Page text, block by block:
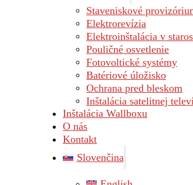
Staveniskové
Elektrorevízia
Elektroinštalácia v
Pouličné osvetlenie
Fotovoltické systémy
Batériové úložisko
Ochrana pred bleskom
Inštalácia satelitnej
Inštalácia Wallboxu
O nás
Kontakt
Slovenčina